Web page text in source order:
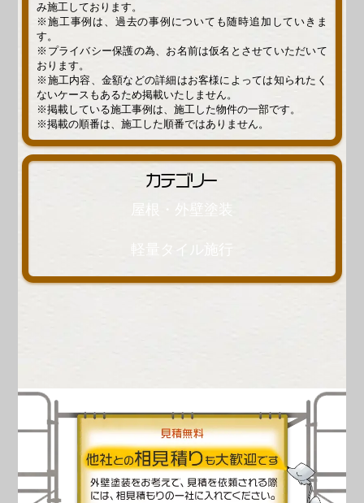
み施工しております。
※施工事例は、過去の事例についても随時追加していきま
す。
※プライバシー保護の為、お名前は仮名とさせていただいて
おります。
※施工内容、金額などの詳細はお客様によっては知られたく
ないケースもあるため掲載いたしません。
※掲載している施工事例は、施工した物件の一部です。
※掲載の順番は、施工した順番ではありません。
カテゴリー
屋根・外壁塗装
軽量タイル施行